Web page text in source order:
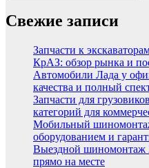
Свежие записи
Запчасти к
КрАЗ: обзор рынка и
Автомобили Лада у
качества и полный
Запчасти для
категорий для
Мобильный
оборудованием и
Выездной шиномонтаж
прямо на месте